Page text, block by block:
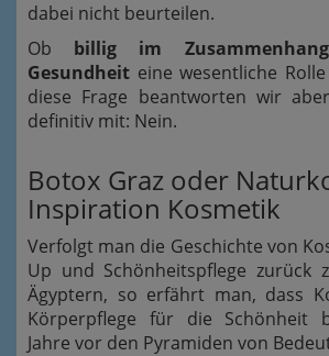
dabei nicht beurteilen.
Ob billig im
Gesundheit eine wesentliche
diese Frage beantworten wir
definitiv mit: Nein.
Botox Graz oder
Inspiration Kosmetik
Verfolgt man die Geschichte von
Up und Schönheitspflege zurück
Ägyptern, so erfährt man, dass
Körperpflege für die Schönheit
Jahre vor den Pyramiden von